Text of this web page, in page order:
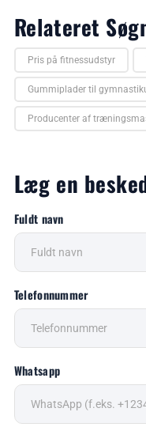
Relateret
Pris på fitnessudstyr
Gummiplader til
Producenter af
Læg en
Fuldt navn
Telefonnummer
Whatsapp